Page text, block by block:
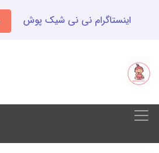
اینستاگرام نی نی شیک پوش